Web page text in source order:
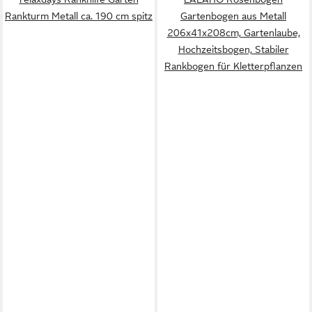
Rankturm Metall ca. 190 cm spitz
Gartenbogen aus Metall
206x41x208cm, Gartenlaube,
Hochzeitsbogen, Stabiler
Rankbogen für Kletterpflanzen